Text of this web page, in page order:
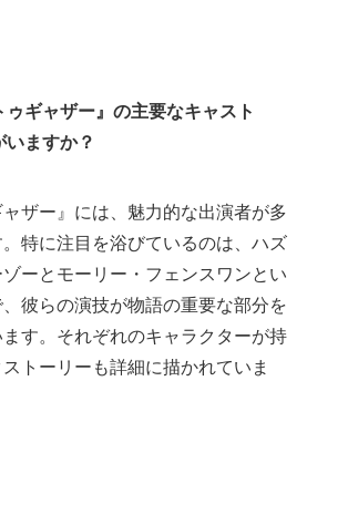
ゥギャザー』の主要なキャスト
いますか？
ャザー』には、魅力的な出演者が多
特に注目を浴びているのは、ハズ
ゾーとモーリー・フェンスワンとい
、彼らの演技が物語の重要な部分を
す。それぞれのキャラクターが持
トーリーも詳細に描かれていま